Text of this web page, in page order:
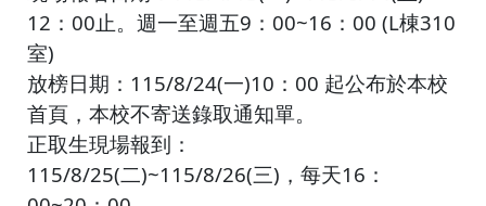
12：00止。週一至週五9：00~16：00 (L棟310
室)
放榜日期：115/8/24(一)10：00 起公布於本校
首頁，本校不寄送錄取通知單。
正取生現場報到：
115/8/25(二)~115/8/26(三)，每天16：